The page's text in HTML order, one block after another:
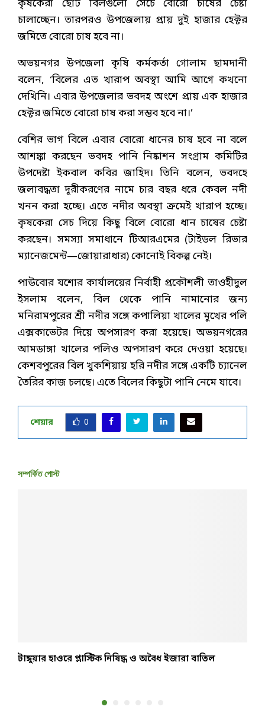
কৃষকেরা ছোট বিলগুলো সেচে বোরো চাষের চেষ্টা
চালাচ্ছেন। তারপরও উপজেলায় প্রায় দুই হাজার হেক্টর
জমিতে বোরো চাষ হবে না।
অভয়নগর উপজেলা কৃষি কর্মকর্তা গোলাম ছামদানী
বলেন, ‘বিলের এত খারাপ অবস্থা আমি আগে কখনো
দেখিনি। এবার উপজেলার ভবদহ অংশে প্রায় এক হাজার
হেক্টর জমিতে বোরো চাষ করা সম্ভব হবে না।’
বেশির ভাগ বিলে এবার বোরো ধানের চাষ হবে না বলে
আশঙ্কা করছেন ভবদহ পানি নিষ্কাশন সংগ্রাম কমিটির
উপদেষ্টা ইকবাল কবির জাহিদ। তিনি বলেন, ভবদহে
জলাবদ্ধতা দূরীকরণের নামে চার বছর ধরে কেবল নদী
খনন করা হচ্ছে। এতে নদীর অবস্থা ক্রমেই খারাপ হচ্ছে।
কৃষকেরা সেচ দিয়ে কিছু বিলে বোরো ধান চাষের চেষ্টা
করছেন। সমস্যা সমাধানে টিআরএমের (টাইডল রিভার
ম্যানেজমেন্ট—জোয়ারাধার) কোনোই বিকল্প নেই।
পাউবোর যশোর কার্যালয়ের নির্বাহী প্রকৌশলী তাওহীদুল
ইসলাম বলেন, বিল থেকে পানি নামানোর জন্য
মনিরামপুরের শ্রী নদীর সঙ্গে কপালিয়া খালের মুখের পলি
এক্সকাভেটর দিয়ে অপসারণ করা হয়েছে। অভয়নগরের
আমডাঙ্গা খালের পলিও অপসারণ করে দেওয়া হয়েছে।
কেশবপুরের বিল খুকশিয়ায় হরি নদীর সঙ্গে একটি চ্যানেল
তৈরির কাজ চলছে। এতে বিলের কিছুটা পানি নেমে যাবে।
শেয়ার 0
সম্পর্কিত পোস্ট
টাঙ্গুয়ার হাওরে প্লাস্টিক নিষিদ্ধ ও অবৈধ ইজারা বাতিল